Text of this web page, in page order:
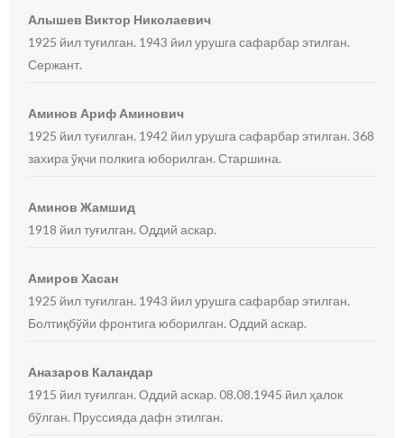
Алышев Виктор Николаевич
1925 йил туғилган. 1943 йил урушга сафарбар этилган.
Сержант.
Аминов Ариф Аминович
1925 йил туғилган. 1942 йил урушга сафарбар этилган. 368
захира ўқчи полкига юборилган. Старшина.
Аминов Жамшид
1918 йил туғилган. Оддий аскар.
Амиров Хасан
1925 йил туғилган. 1943 йил урушга сафарбар этилган.
Болтиқбўйи фронтига юборилган. Оддий аскар.
Аназаров Каландар
1915 йил туғилган. Оддий аскар. 08.08.1945 йил ҳалок
бўлган. Пруссияда дафн этилган.